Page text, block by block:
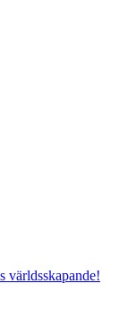
världsskapande!